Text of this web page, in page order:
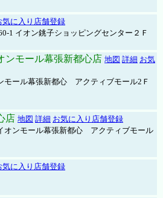
気に入り店舗登録
1 イオン銚子ショッピングセンター２Ｆ
ンモール幕張新都心店 地図 詳細 お気
ール幕張新都心 アクティブモール2Ｆ
店 地図 詳細 お気に入り店舗登録
オンモール幕張新都心 アクティブモール
気に入り店舗登録